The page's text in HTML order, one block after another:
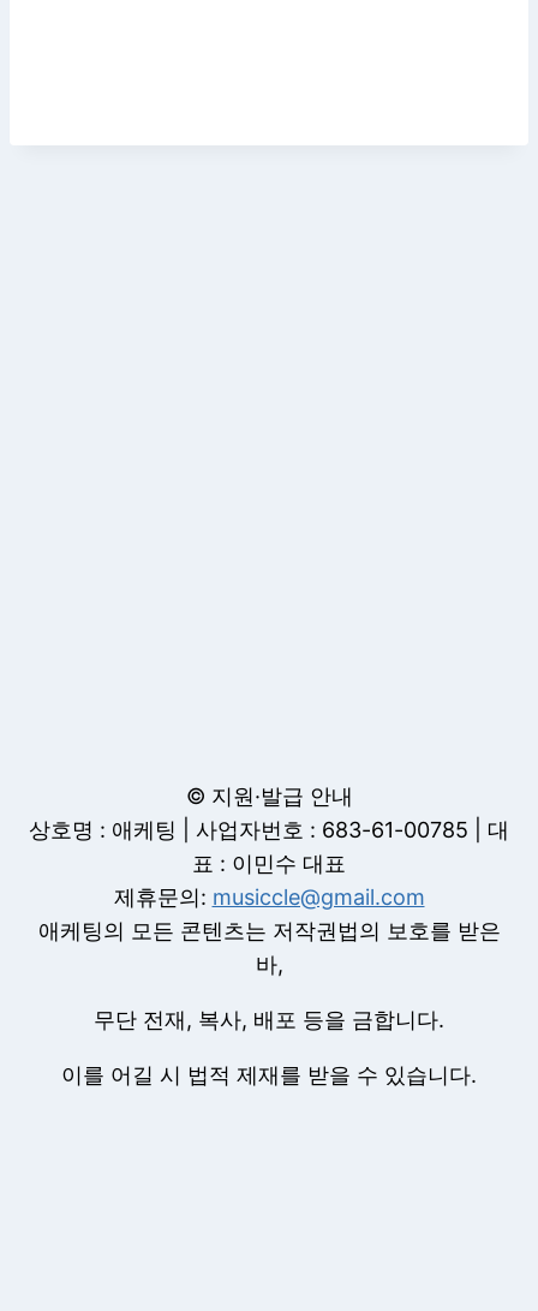
© 지원·발급 안내
상호명 : 애케팅 | 사업자번호 : 683-61-00785 | 대
표 : 이민수 대표
제휴문의: musiccle@gmail.com
애케팅의 모든 콘텐츠는 저작권법의 보호를 받은
바,
무단 전재, 복사, 배포 등을 금합니다.
이를 어길 시 법적 제재를 받을 수 있습니다.